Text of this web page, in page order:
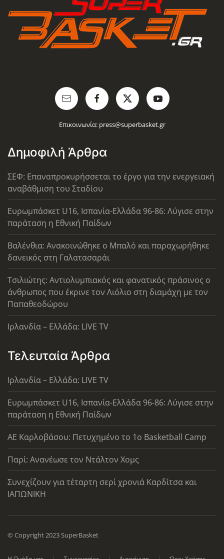
Επικοινωνία: press@superbasket.gr
Δημοφιλή Άρθρα
ΣΕΦ: Επαναπροκυρήσσεται το έργο για την ενεργειακή
αναβάθμιση του Σταδίου
Ευρωμπάσκετ U16, Ισπανία-Ελλάδα 96-86: Λύγισε στην
παράταση η Εθνική Παίδων
Βαλένθια: Ανακοινώθηκε ο Μπαλό και παραχωρήθηκε
δανεικός στη Γαλατασαράι
Τσιλιώτης: Αντιολυμπιακός και φανατικός πράσινος ο
άνθρωπος που έκρινε τον Λιόλιο στη διαμάχη με τον
Παπαθεοδώρου
Ιρλανδία – Ελλάδα: LIVE TV
Τελευταία Άρθρα
Ιρλανδία – Ελλάδα: LIVE TV
Ευρωμπάσκετ U16, Ισπανία-Ελλάδα 96-86: Λύγισε στην
παράταση η Εθνική Παίδων
ΑΕ Καρλοβάσου: Πετυχημένο το 1ο Basketball Camp
Παρί: Ανανέωσε τον Ντάλτον Χομς
Συνεχίζουν για τέταρτη σερί χρονιά Καρδίτσα και
ΙΑΠΩΝΙΚΗ
© Copyright 2023 SuperBasket